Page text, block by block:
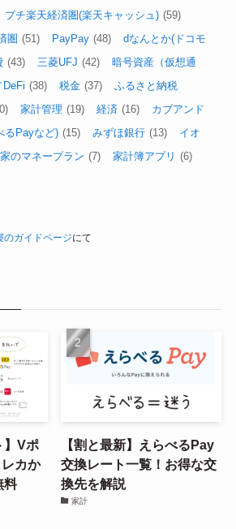
プチ楽天経済圏(楽天キャッシュ) (59)
圏 (51) PayPay (48)
dなんとか(ドコモ
(43) 三菱UFJ (42)
暗号資産（仮想通
DeFi (38) 税金 (37)
ふるさと納税
家計管理 (19) 経済 (16)
カブアンド
るPayなど) (15) みずほ銀行 (13)
イオ
のマネープラン (7) 家計簿アプリ (6)
のガイドページにて
】Vポ
カか
料
【割と最新】えらべるPay
交換レート一覧！お得な交
換先を解説
家計